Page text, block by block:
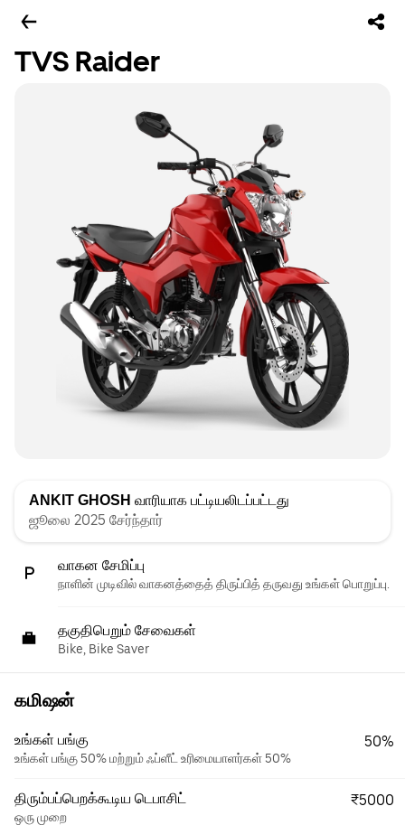
TVS Raider
ANKIT GHOSH வாரியாக பட்டியலிடப்பட்டது
ஜூலை 2025 சேர்ந்தார்
வாகன சேமிப்பு
நாளின் முடிவில் வாகனத்தைத் திருப்பித் தருவது உங்கள் பொறுப்பு.
தகுதிபெறும் சேவைகள்
Bike, Bike Saver
கமிஷன்
உங்கள் பங்கு
உங்கள் பங்கு 50% மற்றும் ஃப்ளீட் உரிமையாளர்கள் 50%
50%
திரும்பப்பெறக்கூடிய டெபாசிட்
ஒரு முறை
₹5000